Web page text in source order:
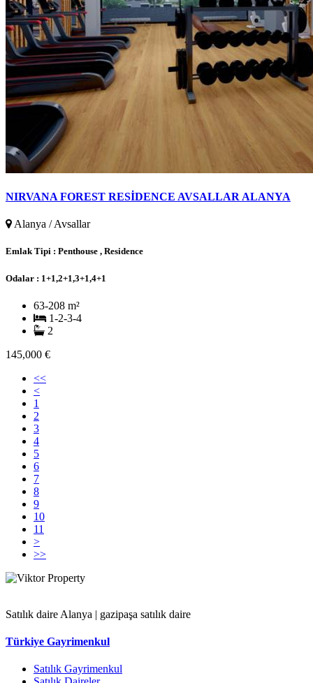
NIRVANA FOREST RESİDENCE AVSALLAR ALANYA
Alanya / Avsallar
Emlak Tipi : Penthouse , Residence
Odalar : 1+1,2+1,3+1,4+1
63-208 m²
1-2-3-4
2
145,000 €
<<
<
1
2
3
4
5
6
7
8
9
10
11
>
>>
Satılık daire Alanya | gazipaşa satılık daire
Türkiye Gayrimenkul
Satılık Gayrimenkul